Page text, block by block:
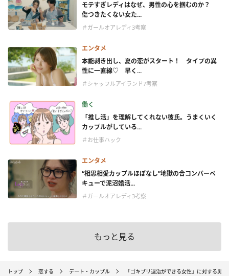
モテすぎレディはなぜ、男性の心を掴むのか？
傷つきたくない女た...
＃ガールオアレディ3考察
エンタメ
本能剥き出し、夏の恋がスタート！ タイプの異
性に一直線♡ 早く...
＃シャッフルアイランド7考察
働く
「推し活」を理解してくれない彼氏。うまくいく
カップルがしている...
＃お仕事ハック
エンタメ
“相思相愛カップルほぼなし”地獄の合コンバーベ
キューで泥沼婚活...
＃ガールオアレディ3考察
もっと見る
トップ 恋する デート・カップル 「ゴキブリ退治ができる女性」に対する男